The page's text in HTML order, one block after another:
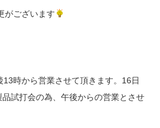
がございます
時から営業させて頂きます。16日
試打会の為、午後からの営業とさせ